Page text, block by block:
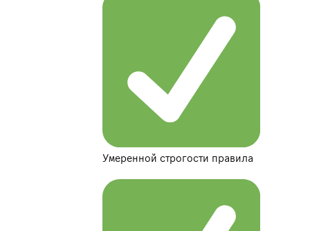
Умеренной строгости правила